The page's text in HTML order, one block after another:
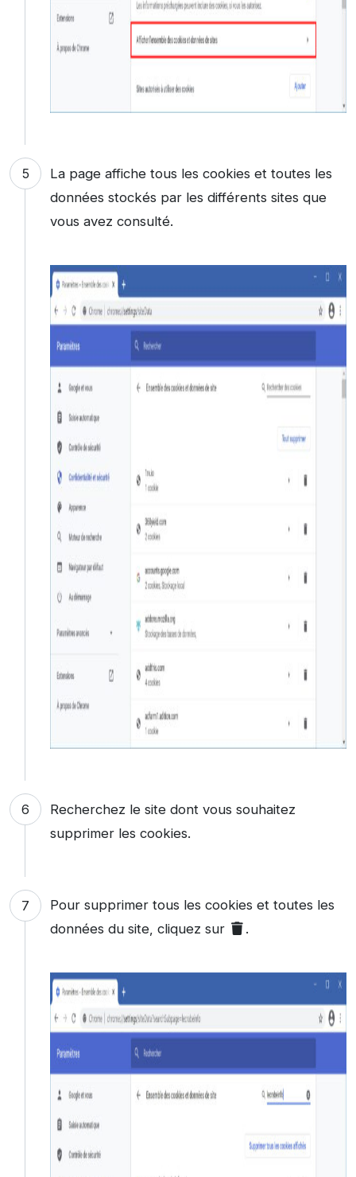
La page affiche tous les cookies et toutes les
données stockés par les différents sites que
vous avez consulté.
Recherchez le site dont vous souhaitez
supprimer les cookies.
Pour supprimer tous les cookies et toutes les
données du site, cliquez sur
.